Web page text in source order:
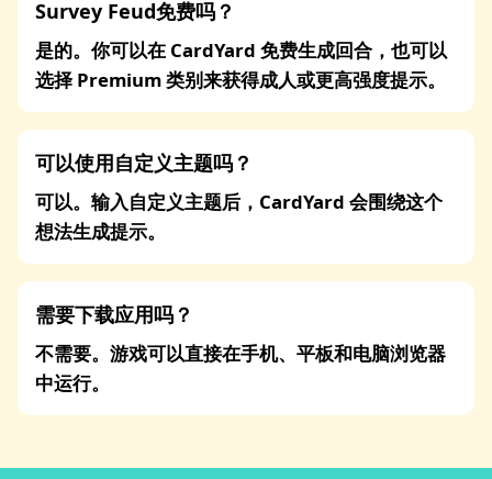
Survey Feud免费吗？
是的。你可以在 CardYard 免费生成回合，也可以
选择 Premium 类别来获得成人或更高强度提示。
可以使用自定义主题吗？
可以。输入自定义主题后，CardYard 会围绕这个
想法生成提示。
需要下载应用吗？
不需要。游戏可以直接在手机、平板和电脑浏览器
中运行。